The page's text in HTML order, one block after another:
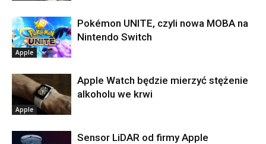
Apple
Pokémon UNITE, czyli nowa MOBA na
Nintendo Switch
Apple
Apple Watch będzie mierzyć stężenie
alkoholu we krwi
Sensor LiDAR od firmy Apple